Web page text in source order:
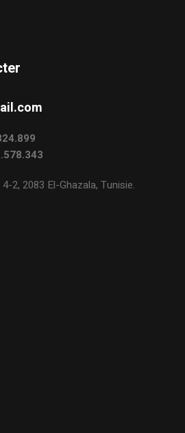
2, 2083 El-Ghazala, Tunisie.